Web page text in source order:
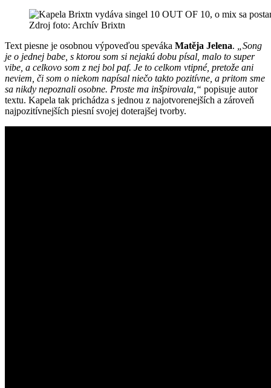
Zdroj foto: Archív Brixtn
Text piesne je osobnou výpoveďou speváka Matěja Jelena.
„Song
je o jednej babe, s ktorou som si nejakú dobu písal, malo to super
vibe, a celkovo som z nej bol paf. Je to celkom vtipné, pretože ani
neviem, či som o niekom napísal niečo takto pozitívne, a pritom sme
sa nikdy nepoznali osobne. Proste ma inšpirovala,“ popisuje autor
textu. Kapela tak prichádza s jednou z najotvorenejších a zároveň
najpozitívnejších piesní svojej doterajšej tvorby.